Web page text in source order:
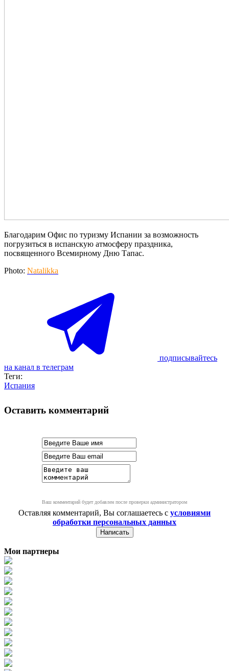
Благодарим Офис по туризму Испании за возможность
погрузиться в испанскую атмосферу праздника,
посвященного Всемирному Дню Тапас.
Photo: Natalikka
подписывайтесь
на канал в телеграм
Теги:
Испания
Оставить комментарий
Ваш комментарий будет добавлен после проверки администратором
Оставляя комментарий, Вы соглашаетесь с условиями
обработки персональных данных
Мои партнеры